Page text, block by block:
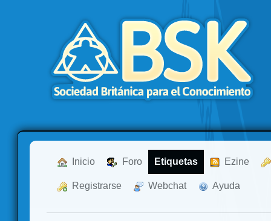
Inicio Foro Etiquetas Ezine
Registrarse Webchat Ayuda